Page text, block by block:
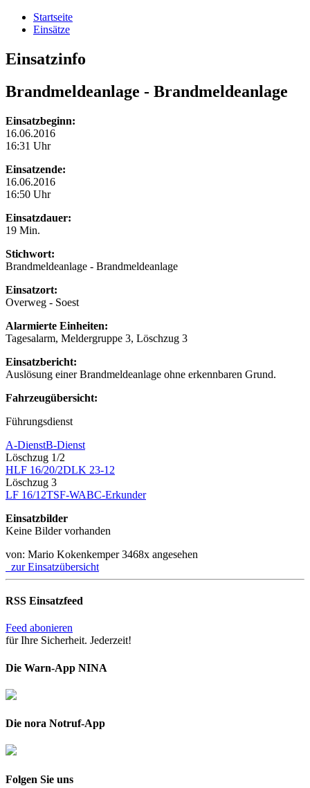
Startseite
Einsätze
Einsatzinfo
Brandmeldeanlage - Brandmeldeanlage
Einsatzbeginn:
16.06.2016
16:31 Uhr
Einsatzende:
16.06.2016
16:50 Uhr
Einsatzdauer:
19 Min.
Stichwort:
Brandmeldeanlage - Brandmeldeanlage
Einsatzort:
Overweg - Soest
Alarmierte Einheiten:
Tagesalarm, Meldergruppe 3, Löschzug 3
Einsatzbericht:
Auslösung einer Brandmeldeanlage ohne erkennbaren Grund.
Fahrzeugübersicht:
Führungsdienst
A-DienstB-Dienst
Löschzug 1/2
HLF 16/20/2DLK 23-12
Löschzug 3
LF 16/12TSF-WABC-Erkunder
Einsatzbilder
Keine Bilder vorhanden
von: Mario Kokenkemper3468x angesehen
zur Einsatzübersicht
RSS Einsatzfeed
Feed abonieren
für Ihre Sicherheit. Jederzeit!
Die Warn-App NINA
Die nora Notruf-App
Folgen Sie uns